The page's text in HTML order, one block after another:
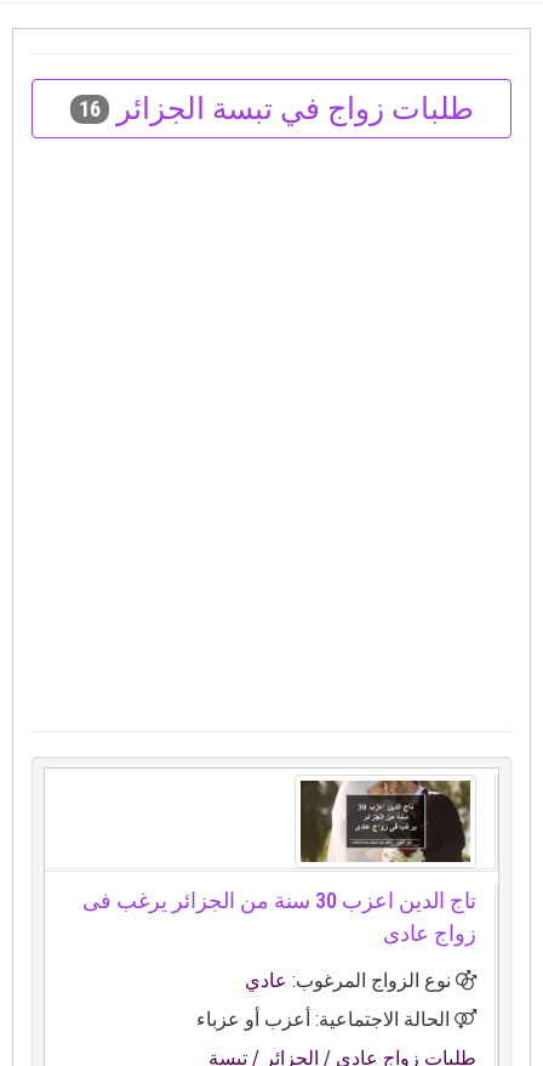
طلبات زواج في تبسة الجزائر 16
تاج الدين اعزب 30 سنة من الجزائر يرغب فى
زواج عادى
نوع الزواج المرغوب:عادي
الحالة الاجتماعية: أعزب أو عزباء
طلبات زواج عادي/ الجزائر / تبسة